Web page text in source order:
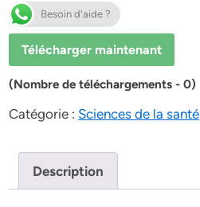
Besoin d'aide ?
Télécharger maintenant
(Nombre de téléchargements - 0)
Catégorie : Sciences de la santé
Description